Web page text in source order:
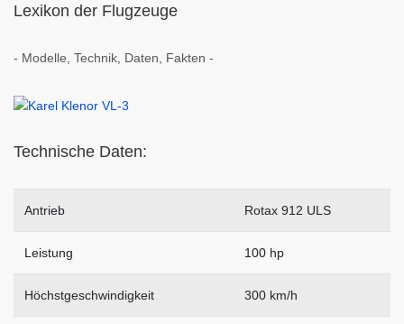
Lexikon der Flugzeuge
- Modelle, Technik, Daten, Fakten -
Technische Daten:
Antrieb Rotax 912 ULS
Leistung 100 hp
Höchstgeschwindigkeit 300 km/h